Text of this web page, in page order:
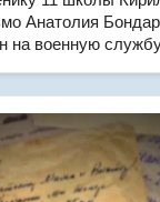
Анатолия
на военную